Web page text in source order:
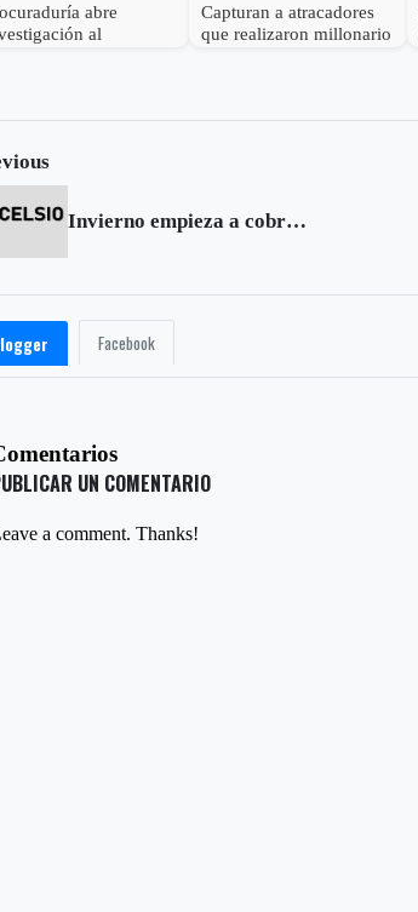
abre
al
Capturan a atracadores
que realizaron millonario
Invierno empieza a cobrar víctimas en Boyacá
Facebook
UN COMENTARIO
a comment. Thanks!